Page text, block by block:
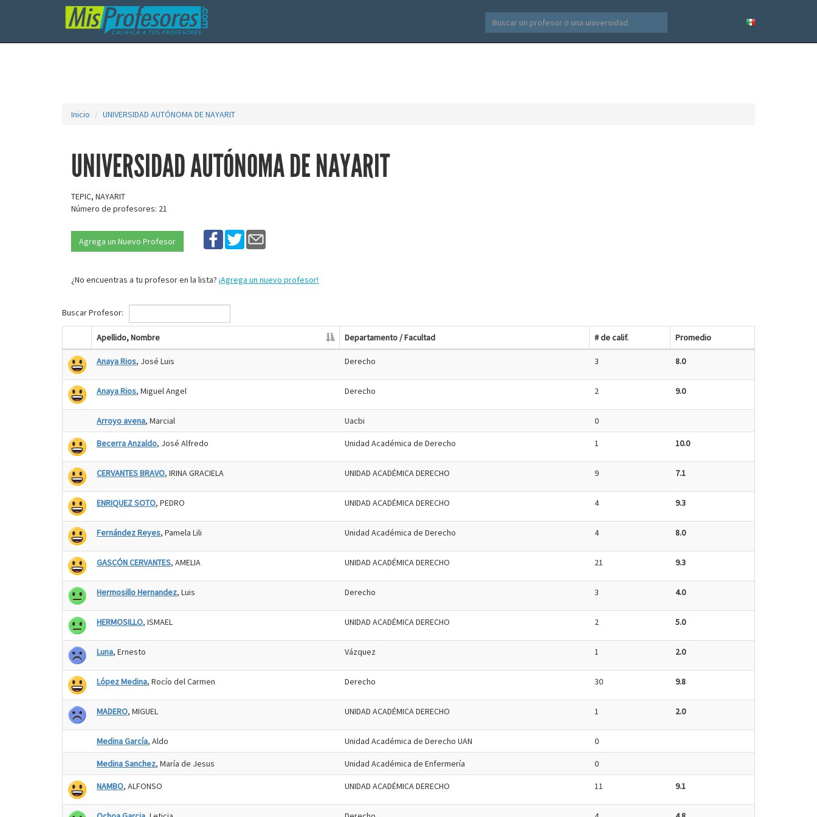
Inicio UNIVERSIDAD AUTÓNOMA DE NAYARIT
UNIVERSIDAD AUTÓNOMA DE NAYARIT
TEPIC, NAYARIT
Número de profesores: 21
Agrega un Nuevo Profesor
¿No encuentras a tu profesor en la lista? ¡Agrega un nuevo profesor!
Buscar Profesor:
Apellido, Nombre Departamento / Facultad # de calif. Promedio
Anaya Rios, José Luis Derecho 3 8.0
Anaya Rios, Miguel Angel Derecho 2 9.0
Arroyo avena, Marcial Uacbi 0
Becerra Anzaldo, José Alfredo Unidad Académica de Derecho 1 10.0
CERVANTES BRAVO, IRINA GRACIELA UNIDAD ACADÉMICA DERECHO 9 7.1
ENRIQUEZ SOTO, PEDRO UNIDAD ACADÉMICA DERECHO 4 9.3
Fernández Reyes, Pamela Lili Unidad Académica de Derecho 4 8.0
GASCÓN CERVANTES, AMELIA UNIDAD ACADÉMICA DERECHO 21 9.3
Hermosillo Hernandez, Luis Derecho 3 4.0
HERMOSILLO, ISMAEL UNIDAD ACADÉMICA DERECHO 2 5.0
Luna, Ernesto Vázquez 1 2.0
López Medina, Rocío del Carmen Derecho 30 9.8
MADERO, MIGUEL UNIDAD ACADÉMICA DERECHO 1 2.0
Medina García, Aldo Unidad Académica de Derecho UAN 0
Medina Sanchez, María de Jesus Unidad Académica de Enfermería 0
NAMBO, ALFONSO UNIDAD ACADÉMICA DERECHO 11 9.1